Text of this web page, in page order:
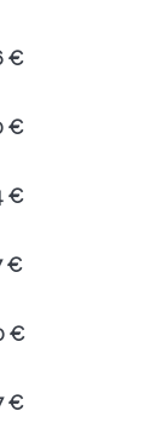
€
€
€
€
€
€